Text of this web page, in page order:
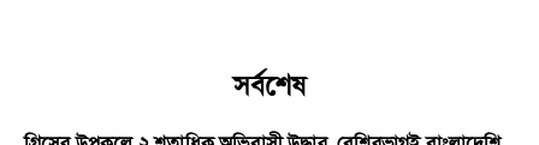
সর্বশেষ